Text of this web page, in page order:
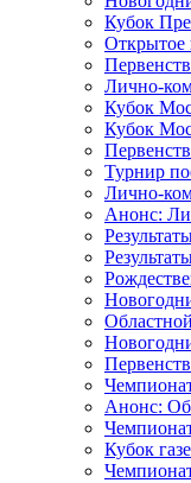
Кубок
Открытое
Лично-
Кубок
Кубок
Турнир
Лично-
Анонс:
Анонс:
Кубок